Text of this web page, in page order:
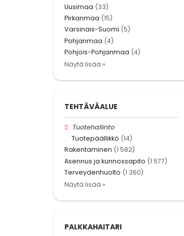
Uusimaa (33)
Pirkanmaa (15)
Varsinais-Suomi (5)
Pohjanmaa (4)
Pohjois-Pohjanmaa (4)
Näytä lisää »
TEHTÄVÄALUE
Tuotehallinto
Tuotepäällikkö (14)
Rakentaminen (1 582)
Asennus ja kunnossapito (1 577)
Terveydenhuolto (1 360)
Näytä lisää »
PALKKAHAITARI